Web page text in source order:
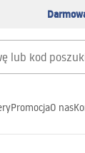
PromocjaO nas